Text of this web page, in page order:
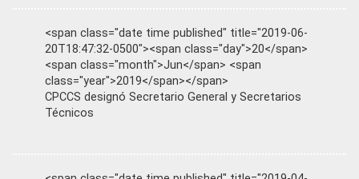
<span class="date time published" title="2019-06-
20T18:47:32-0500"><span class="day">20</span>
<span class="month">Jun</span> <span
class="year">2019</span></span>
CPCCS designó Secretario General y Secretarios
Técnicos